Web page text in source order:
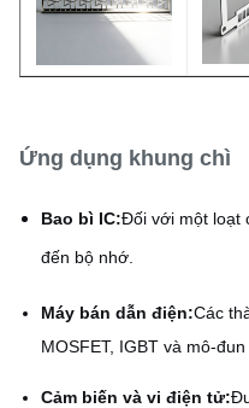
Ứng dụng khung chì
Bao bì IC:Đối với một loạt
đến bộ nhớ.
Máy bán dẫn điện:Các
MOSFET, IGBT và mô-đun
Cảm biến và vi điện tử: